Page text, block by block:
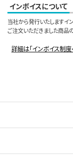
インボイスについて
当社から発行いたしますイン
ご注文いただきました商品
詳細は「インボイス制度